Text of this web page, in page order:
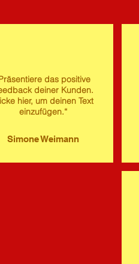
das positive
deiner Kunden.
hier, um deinen Text
einzufügen.“
Simone Weimann